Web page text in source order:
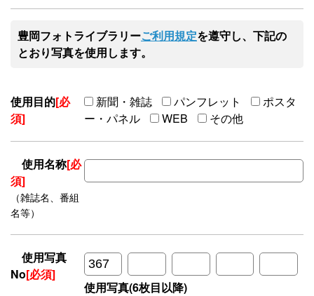
豊岡フォトライブラリーご利用規定を遵守し、下記の
とおり写真を使用します。
使用目的[必
須]
新聞・雑誌 パンフレット
ポスタ
ー・パネル
WEB その他
使用名称[必
須]
（雑誌名、番組
名等）
使用写真
No[必須]
使用写真(6枚目以降)